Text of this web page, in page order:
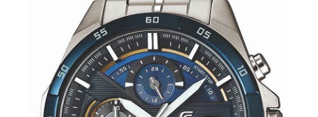
BIGOTTI Milano
CALYPSO
CANGO & RINALDI